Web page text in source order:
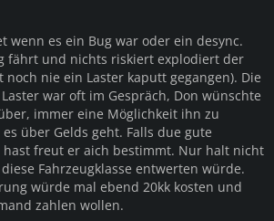
wenn es ein Bug war oder ein desync.
fährt und nichts riskiert explodiert der
nie ein Laster kaputt gegangen). Die
war oft im Gespräch, Don wünschte
immer eine Möglichkeit ihn zu
über Gelds geht. Falls due gute
hast freut er aich bestimmt. Nur halt nicht
Fahrzeugklasse entwerten würde.
würde mal ebend 20kk kosten und
zahlen wollen.